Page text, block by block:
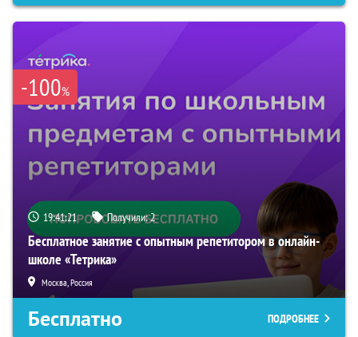
-100%
19:41:20 Получили:2
Бесплатное занятие с опытным репетитором в онлайн-
школе «Тетрика»
Москва, Россия
Бесплатно ПОДРОБНЕЕ